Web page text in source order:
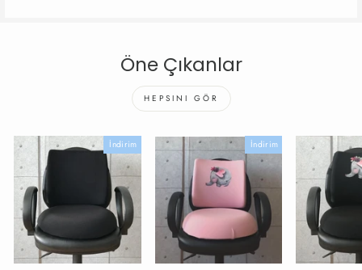
Öne Çıkanlar
HEPSINI GÖR
İndirim İndirim